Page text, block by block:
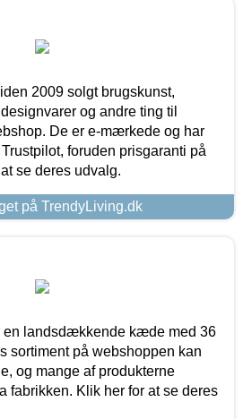
2009 solgt brugskunst,
og andre ting til
De er e-mærkede og har
foruden prisgaranti på
se deres udvalg.
på TrendyLiving.dk
en landsdækkende kæde med 36
sortiment på webshoppen kan
og mange af produkterne
fabrikken. Klik her for at se deres